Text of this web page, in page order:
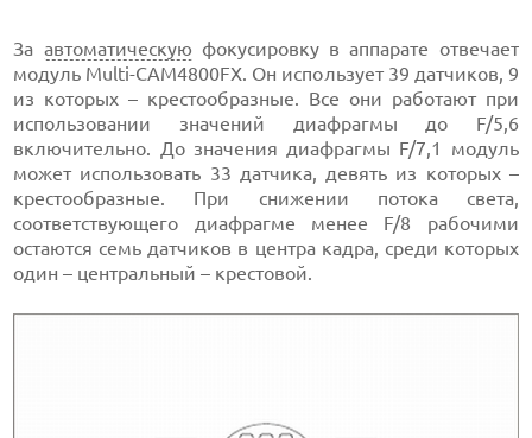
За автоматическую фокусировку в аппарате отвечает
модуль Multi-CAM4800FX. Он использует 39 датчиков, 9
из которых – крестообразные. Все они работают при
использовании значений диафрагмы до F/5,6
включительно. До значения диафрагмы F/7,1 модуль
может использовать 33 датчика, девять из которых –
крестообразные. При снижении потока света,
соответствующего диафрагме менее F/8 рабочими
остаются семь датчиков в центра кадра, среди которых
один – центральный – крестовой.